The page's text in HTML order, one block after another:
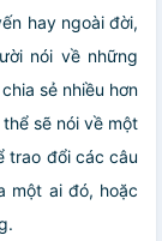
hay ngoài đời,
nói về những
sẻ nhiều hơn
sẽ nói về một
trao đổi các câu
một ai đó, hoặc